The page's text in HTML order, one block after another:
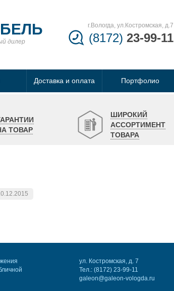
дилер
г.Вологда, ул.Костромская, д.7
(8172) 23-99-11
Доставка и оплата Портфолио
ТОВАР
ШИРОКИЙ
АССОРТИМЕНТ
ТОВАРА
ул. Костромская, д. 7
Тел.: (8172) 23-99-11
galeon@galeon-vologda.ru